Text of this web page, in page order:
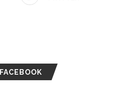
FACEBOOK